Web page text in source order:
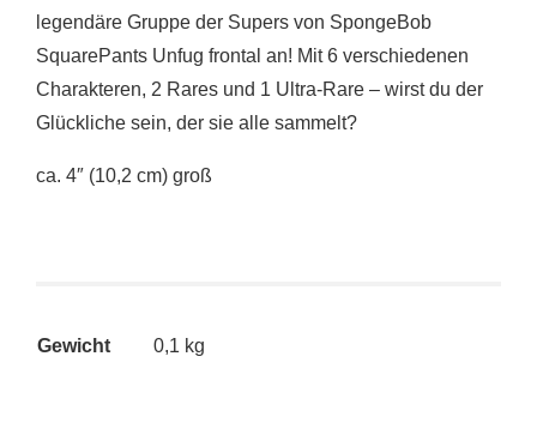
legendäre Gruppe der Supers von SpongeBob
SquarePants Unfug frontal an! Mit 6 verschiedenen
Charakteren, 2 Rares und 1 Ultra-Rare – wirst du der
Glückliche sein, der sie alle sammelt?
ca. 4″ (10,2 cm) groß
Gewicht 0,1 kg